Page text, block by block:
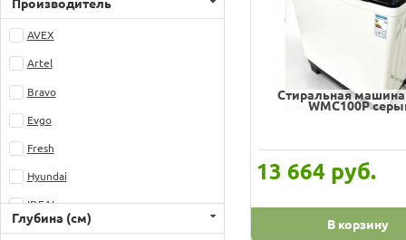
Производитель
AVEX
Artel
Bravo
Evgo
Fresh
Hyundai
IDEAL
Leran
Глубина (см)
Стиральная машина
WMC100P
13 664 руб.
В корзину